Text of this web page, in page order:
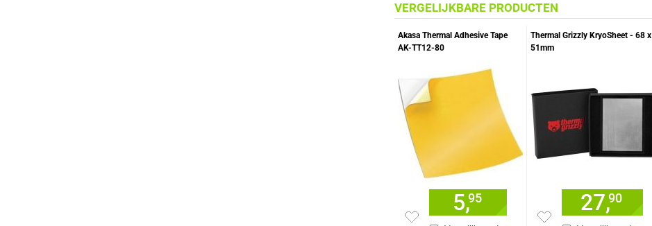
VERGELIJKBARE PRODUCTEN
Akasa Thermal Adhesive Tape
AK-TT12-80
5,95
Thermal Grizzly KryoSheet - 68 x
51mm
27,90